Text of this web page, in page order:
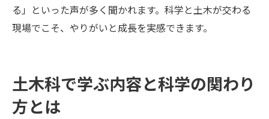
る」といった声が多く聞かれます。科学と土木が交わる
現場でこそ、やりがいと成長を実感できます。
土木科で学ぶ内容と科学の関わり
方とは